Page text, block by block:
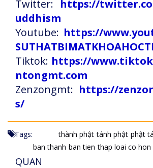
Twitter: https://
uddhism
Youtube: https://
Tiktok: https://
ntongmt.com
Zenzongmt: https://
s/
Tags: thành phật tánh phật phật
ban thanh ban tien thap loai co hon
QUAN